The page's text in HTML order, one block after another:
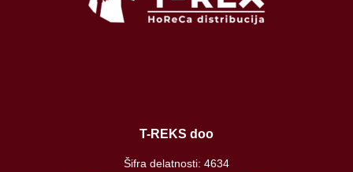
T-REKS doo
Šifra delatnosti: 4634